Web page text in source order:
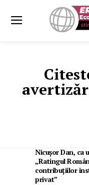
Nicușor Dan, ca
„Ratingul
contribuțiilor
privat”